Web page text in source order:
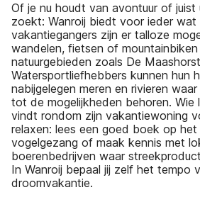
Of je nu houdt van avontuur of juist
zoekt: Wanroij biedt voor ieder wat
vakantiegangers zijn er talloze
wandelen, fietsen of
natuurgebieden zoals De
Watersportliefhebbers kunnen hun
nabijgelegen meren en rivieren
tot de mogelijkheden behoren.
vindt rondom zijn vakantiewoning
relaxen: lees een goed boek op
vogelgezang of maak kennis met
boerenbedrijven waar
In Wanroij bepaal jij zelf het tempo
droomvakantie.